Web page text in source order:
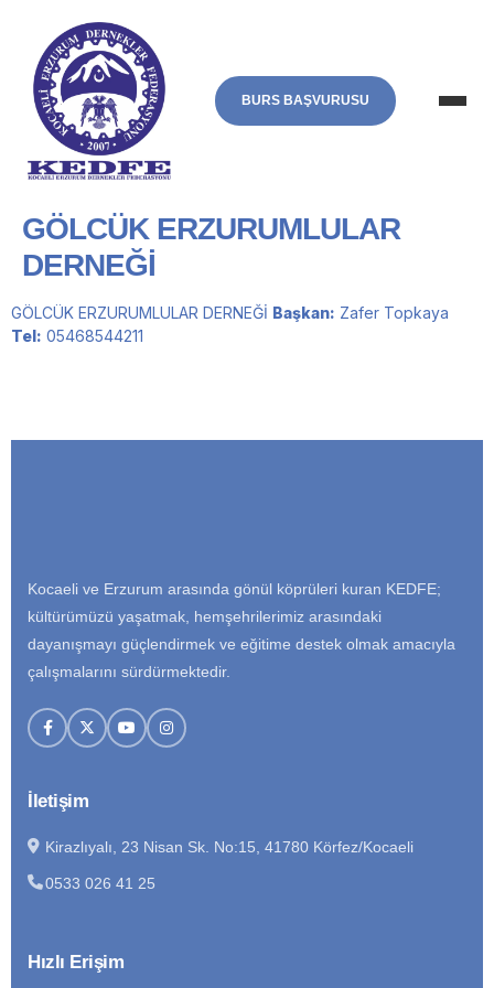
BURS BAŞVURUSU
GÖLCÜK ERZURUMLULAR
DERNEĞİ
GÖLCÜK ERZURUMLULAR DERNEĞİ Başkan: Zafer Topkaya
Tel: 05468544211
Kocaeli ve Erzurum arasında gönül köprüleri kuran KEDFE;
kültürümüzü yaşatmak, hemşehrilerimiz arasındaki
dayanışmayı güçlendirmek ve eğitime destek olmak amacıyla
çalışmalarını sürdürmektedir.
İletişim
Kirazlıyalı, 23 Nisan Sk. No:15, 41780 Körfez/Kocaeli
0533 026 41 25
Hızlı Erişim